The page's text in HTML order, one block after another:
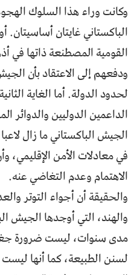
وكانت وراء هذا السلوك
الباكستاني غايتان أساسيتان.
القومية المصطنعة ذاتها في
ودفعهم إلى الاعتقاد بأن
لحدود الدولة. أما الغاية
الداعمين الدوليين والدوائر
الجيش الباكستاني ما زال
في معادلات الأمن الإقليمي،
الاهتمام وعدم التغاضي عنه.
والحقيقة أن أجواء التوتر
والهند، التي أوجدها الجيش
مدى سنوات، ليست ضرورة
لسنن الطبيعة، كما أنها